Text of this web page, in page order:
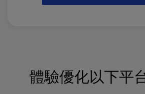
體驗優化以下平